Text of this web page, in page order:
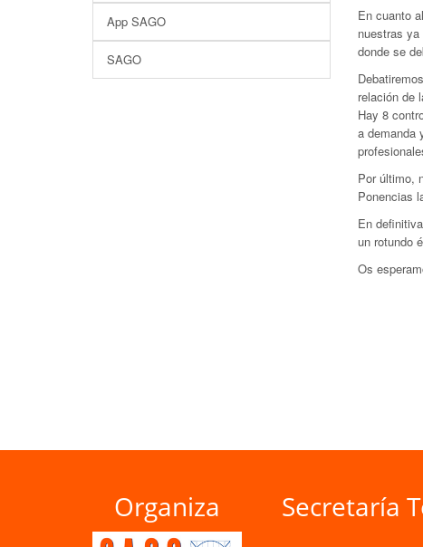
App SAGO
SAGO
En cuanto
nuestras
donde se
relación de
Hay 8
a demanda
Por último,
Ponencias
En
un rotundo
Os
Organiza Secretaría